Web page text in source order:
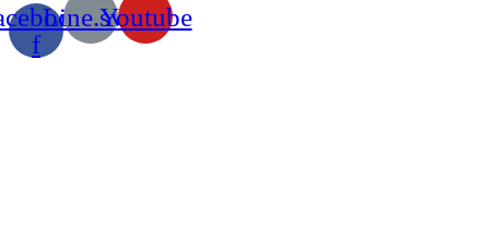
f
Line.svgYoutube